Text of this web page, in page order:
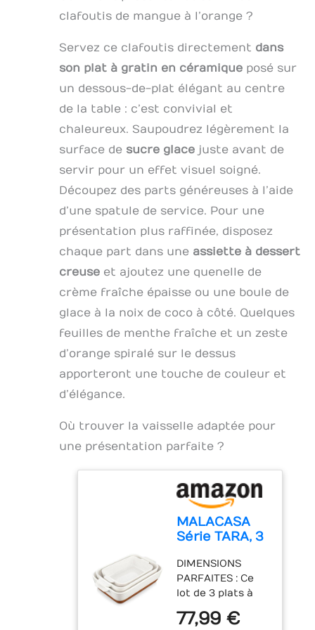
et keto.
FABRIQUÉ EN
ingrédient :
beurre issu de
bio. Sans additif,
sans
conservateur,
Cuisson lente et
douce artisanale,
certifié bio. Se
conserve à
température
ambiante (hors
câbles, que ce
soit pour un
plein air ou une
cuisine limitée, il
peut être utilisé
librement
partout où vous
emmenez ce
électrique à
main, la
délicatesse vous
Ergonomique : la
poignée du fouet
électrique est
conçue pour
s'adapter
parfaitement à
qui augmente le
confort
d'utilisation.
utilisations, le
dessus de la
permet non
d'économiser de
l'espace, mais
aussi de rester
propre et
hygiénique. ✅
l'emballage : 1 x
batteur à main, 2
x têtes de
mélange, 1 x câble
États-Unis
gingembre, le
chocolat, la
muscade, la
cannelle, les
truffes et bien
plus encore. Le
Microplane est
aussi bien
apprécié des
Chefs que des
amateurs de
cuisine, pour sa
et sa découpe
sans effort. Le
manche
soft-touch
confère un
maximum de
confort durant la
découpe et les
embouts en
offrent une
nettoyer -
Compatible lave-
vaisselle.
clafoutis de mangue à l’orange ?
Servez ce clafoutis directement dans
son plat à gratin en céramique posé sur
un dessous-de-plat élégant au centre
de la table : c’est convivial et
chaleureux. Saupoudrez légèrement la
surface de sucre glace juste avant de
servir pour un effet visuel soigné.
Découpez des parts généreuses à l’aide
d’une spatule de service. Pour une
présentation plus raffinée, disposez
chaque part dans une assiette à dessert
creuse et ajoutez une quenelle de
crème fraîche épaisse ou une boule de
glace à la noix de coco à côté. Quelques
feuilles de menthe fraîche et un zeste
d’orange spiralé sur le dessus
apporteront une touche de couleur et
d’élégance.
Où trouver la vaisselle adaptée pour
une présentation parfaite ?
MALACASA
Série TARA, 3
en Grès avec
Poignée |
3800 ml /
2700 ml /
1450 ml | Plat
DIMENSIONS
PARFAITES : Ce
lot de 3 plats à
tailles variées de
77,99 €